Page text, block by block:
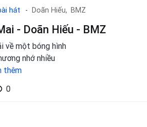
hát Doãn Hiếu, BMZ
- Doãn Hiếu - BMZ
về một bóng hình
nhớ nhiều
thêm
0